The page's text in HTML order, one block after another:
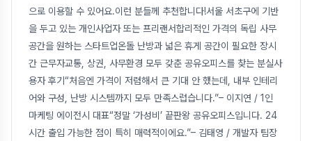
으로 이용할 수 있어요.이런 분들께 추천합니다!서울 서초구에 기반
을 두고 있는 개인사업자 또는 프리랜서합리적인 가격의 독립 사무
공간을 원하는 스타트업온돌 난방과 넓은 휴게 공간이 필요한 장시
간 근무자교통, 상권, 사무환경 모두 갖춘 공유오피스를 찾는 분실사
용자 후기“처음엔 가격이 저렴해서 큰 기대 안 했는데, 내부 인테리
어와 구성, 난방 시스템까지 모두 만족스럽습니다.”– 이지연 / 1인
마케팅 에이전시 대표“정말 ‘가성비’ 끝판왕 공유오피스입니다. 24
시간 출입 가능한 점이 특히 매력적이에요.”– 김태영 / 개발자 팀장